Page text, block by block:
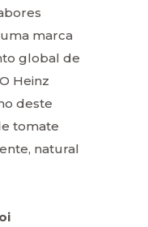
marca
global de
Heinz
deste
tomate
natural